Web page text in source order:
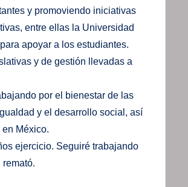
y promoviendo iniciativas
entre ellas la Universidad
apoyar a los estudiantes.
y de gestión llevadas a
por el bienestar de las
y el desarrollo social, así
México.
ejercicio. Seguiré trabajando
remató.